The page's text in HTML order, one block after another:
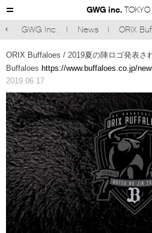
GWG inc.
GWG Inc.
News ORIX
ORIX Buffaloes / 2019夏の陣ロゴ発表さ
Buffaloes https://www.buffaloes.co.jp/
2019.06.17
